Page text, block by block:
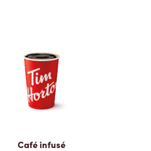
Café infusé